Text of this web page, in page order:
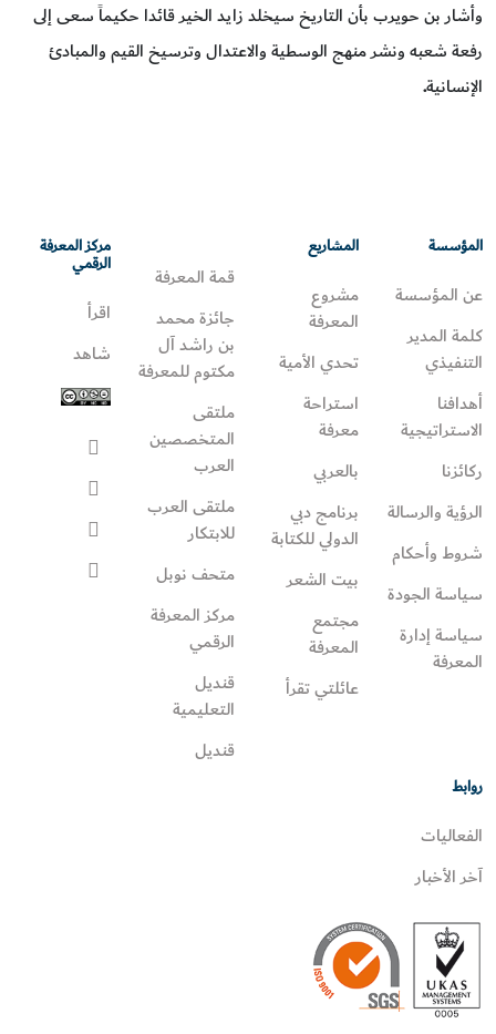
وأشار بن حويرب بأن التاريخ سيخلد زايد الخير قائدا حكيماً سعى إلى
رفعة شعبه ونشر منهج الوسطية والاعتدال وترسيخ القيم والمبادئ
الإنسانية.
المؤسسة
عن المؤسسة
كلمة المدير
التنفيذي
أهدافنا
الاستراتيجية
ركائزنا
الرؤية والرسالة
شروط وأحكام
سياسة الجودة
سياسة إدارة
المعرفة
المشاريع
مشروع
المعرفة
تحدي الأمية
استراحة
معرفة
بالعربي
برنامج دبي
الدولي للكتابة
بيت الشعر
مجتمع
المعرفة
عائلتي تقرأ‎
قمة المعرفة
جائزة محمد
بن راشد آل
مكتوم للمعرفة
ملتقى
المتخصصين
العرب
ملتقى العرب
للابتكار
متحف نوبل
مركز المعرفة
الرقمي
قنديل
التعليمية
قنديل
مركز المعرفة
الرقمي
اقرأ
شاهد
روابط
الفعاليات
آخر الأخبار